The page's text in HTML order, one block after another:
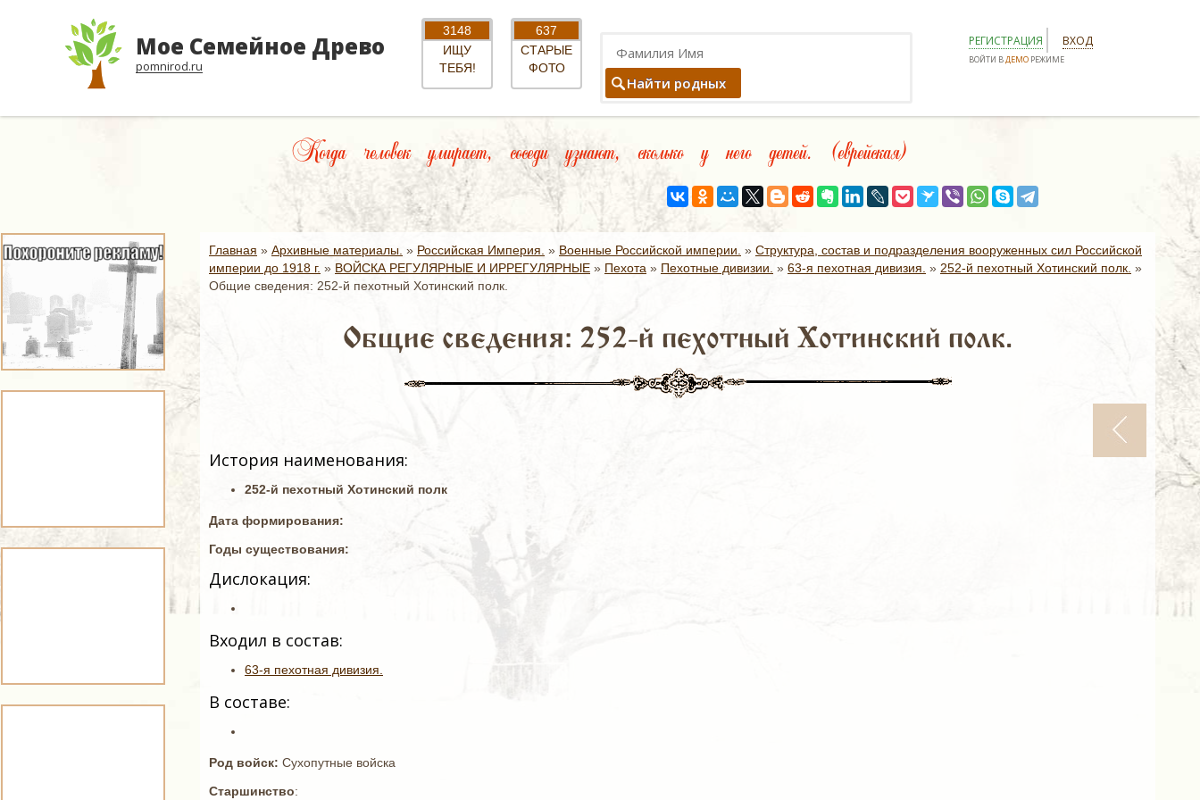
Мое Семейное Древо
pomnirod.ru
3148
ИЩУ
ТЕБЯ!
637
СТАРЫЕ
ФОТО
Найти родных
РЕГИСТРАЦИЯ ВХОД
ВОЙТИ ВДЕМО РЕЖИМЕ
Когда человек умирает, соседи узнают, сколько у него детей. (еврейская)
Главная » Архивные материалы. » Российская Империя. » Военные Российской империи. » Структура, состав и подразделения вооруженных сил Российской
империи до 1918 г. » ВОЙСКА РЕГУЛЯРНЫЕ И ИРРЕГУЛЯРНЫЕ » Пехота » Пехотные дивизии. » 63-я пехотная дивизия. » 252-й пехотный Хотинский полк. »
Общие сведения: 252-й пехотный Хотинский полк.
Общие сведения: 252-й пехотный Хотинский полк.
История наименования:
252-й пехотный Хотинский полк
Дата формирования:
Годы существования:
Дислокация:
Входил в состав:
63-я пехотная дивизия.
В составе:
Род войск: Сухопутные войска
Старшинство: